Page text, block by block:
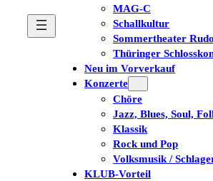
MAG-C
Schallkultur
Sommertheater
Thüringer
Neu im Vorverkauf
Konzerte
Chöre
Jazz, Blues, Soul,
Klassik
Rock und Pop
Volksmusik /
KLUB-Vorteil